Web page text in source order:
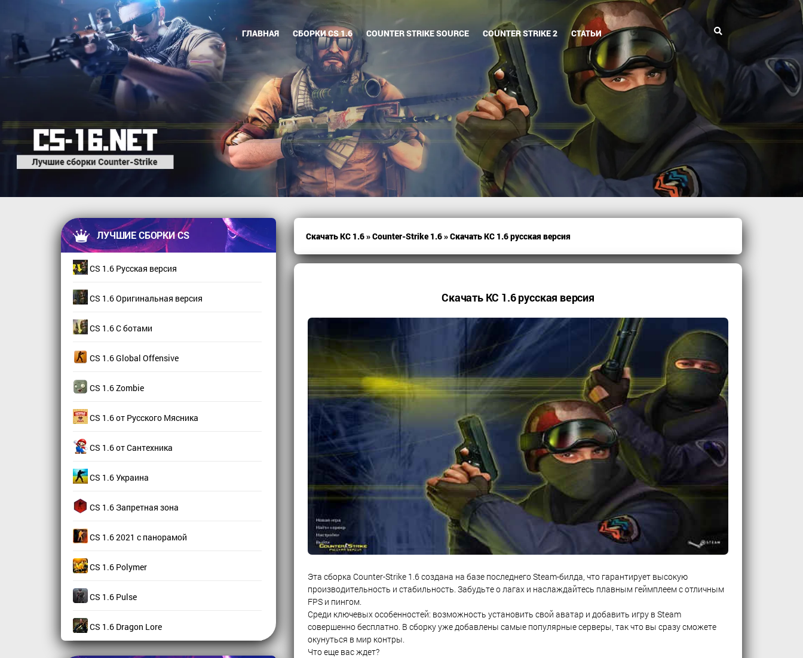
ГЛАВНАЯ СБОРКИ CS 1.6 COUNTER STRIKE SOURCE COUNTER STRIKE 2 СТАТЬИ
ЛУЧШИЕ СБОРКИ CS
CS 1.6 Русская версия
CS 1.6 Оригинальная версия
CS 1.6 С ботами
CS 1.6 Global Offensive
CS 1.6 Zombie
CS 1.6 от Русского Мясника
CS 1.6 от Сантехника
CS 1.6 Украина
CS 1.6 Запретная зона
CS 1.6 2021 с панорамой
CS 1.6 Polymer
CS 1.6 Pulse
CS 1.6 Dragon Lore
Скачать КС 1.6»Counter-Strike 1.6» Скачать КС 1.6 русская версия
Скачать КС 1.6 русская версия
Эта сборка Counter-Strike 1.6 создана на базе последнего Steam-билда, что гарантирует высокую
производительность и стабильность. Забудьте о лагах и наслаждайтесь плавным геймплеем с отличным
FPS и пингом.
Среди ключевых особенностей: возможность установить свой аватар и добавить игру в Steam
совершенно бесплатно. В сборку уже добавлены самые популярные серверы, так что вы сразу сможете
окунуться в мир контры.
Что еще вас ждет?